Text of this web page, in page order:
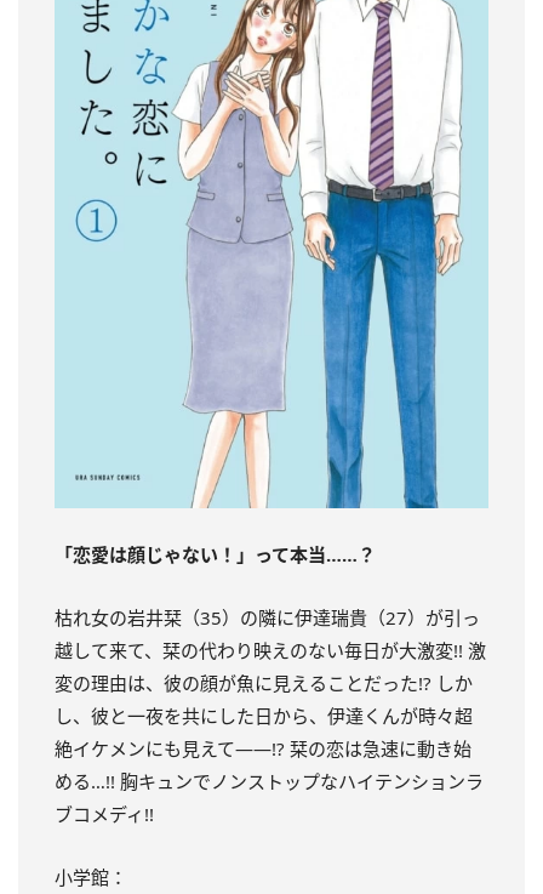
「恋愛は顔じゃない！」って本当……？
枯れ女の岩井栞（35）の隣に伊達瑞貴（27）が引っ
越して来て、栞の代わり映えのない毎日が大激変!! 激
変の理由は、彼の顔が魚に見えることだった!? しか
し、彼と一夜を共にした日から、伊達くんが時々超
絶イケメンにも見えて――!? 栞の恋は急速に動き始
める…!! 胸キュンでノンストップなハイテンションラ
ブコメディ!!
小学館：